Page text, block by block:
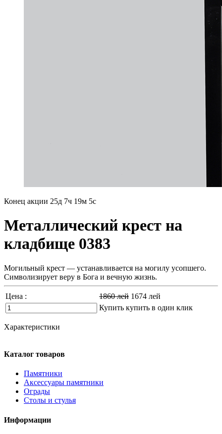
Конец акции 25д 7ч 19м 4с
Mеталлический крест на
кладбище 0383
Могильный крест ― устанавливается на могилу усопшего.
Символизирует веру в Бога и вечную жизнь.
Цена : 1860лей 1674 лей
Купить купить в один клик
Характеристики
Каталог товаров
Памятники
Аксессуары памятники
Ограды
Столы и стулья
Информации